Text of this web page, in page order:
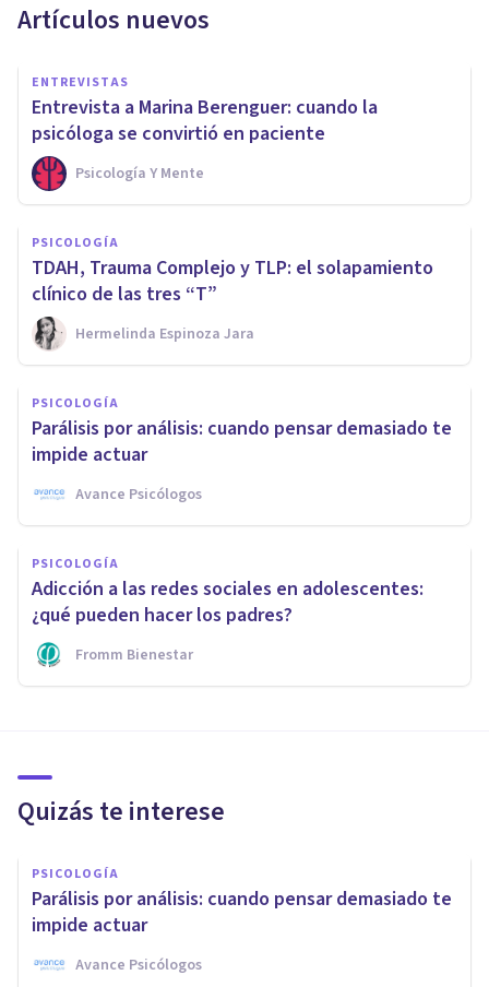
Artículos nuevos
ENTREVISTAS
Entrevista a Marina Berenguer: cuando la
psicóloga se convirtió en paciente
Psicología Y Mente
PSICOLOGÍA
TDAH, Trauma Complejo y TLP: el solapamiento
clínico de las tres “T”
Hermelinda Espinoza Jara
PSICOLOGÍA
Parálisis por análisis: cuando pensar demasiado te
impide actuar
Avance Psicólogos
PSICOLOGÍA
Adicción a las redes sociales en adolescentes:
¿qué pueden hacer los padres?
Fromm Bienestar
Quizás te interese
PSICOLOGÍA
Parálisis por análisis: cuando pensar demasiado te
impide actuar
Avance Psicólogos